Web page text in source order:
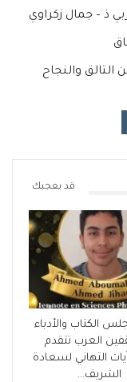
ذ – جمال زكراوي
والنجاح
قد يعجبك
الكتاب والأدباء
العرب تتقدم
التهاني لسعادة
الشريف…